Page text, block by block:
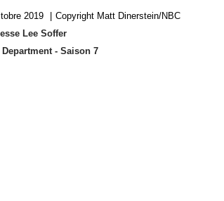
2019
Copyright Matt Dinerstein/NBC
Lee Soffer
- Saison 7